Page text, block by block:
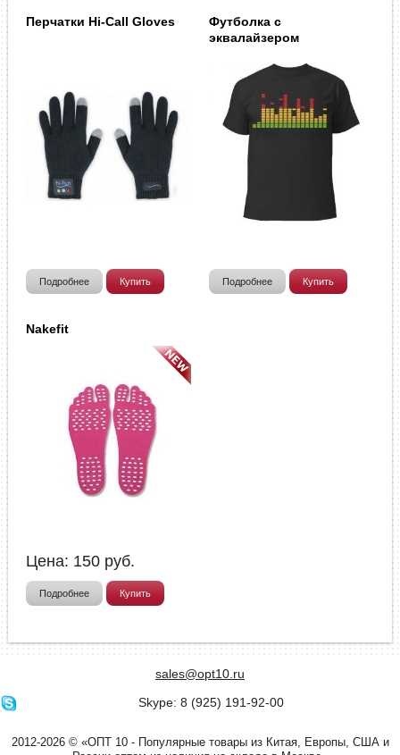
Перчатки Hi-Call Gloves
Подробнее Купить
Футболка с
эквалайзером
Подробнее Купить
Nakefit
Цена: 150 руб.
Подробнее Купить
sales@opt10.ru
Skype: 8 (925) 191-92-00
2012-2026 © «ОПТ 10 - Популярные товары из Китая, Европы, США и